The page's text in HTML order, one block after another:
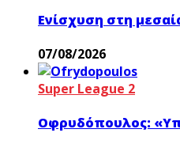
Ενίσχυση στη
07/08/2026
Super League 2
Οφρυδόπουλος: